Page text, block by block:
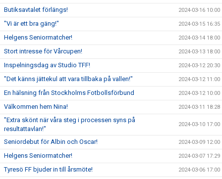
Butiksavtalet förlängs! 2024-03-16 10:00
"Vi är ett bra gäng!" 2024-03-15 16:35
Helgens Seniormatcher! 2024-03-14 18:00
Stort intresse för Vårcupen! 2024-03-13 18:00
Inspelningsdag av Studio TFF! 2024-03-12 20:30
"Det känns jättekul att vara tillbaka på vallen!" 2024-03-12 11:00
En hälsning från Stockholms Fotbollsförbund 2024-03-12 10:00
Välkommen hem Nina! 2024-03-11 18:28
"Extra skönt när våra steg i processen syns på
resultattavlan!"
2024-03-10 17:00
Seniordebut för Albin och Oscar! 2024-03-09 12:00
Helgens Seniormatcher! 2024-03-07 17:29
Tyresö FF bjuder in till årsmöte! 2024-03-06 17:00